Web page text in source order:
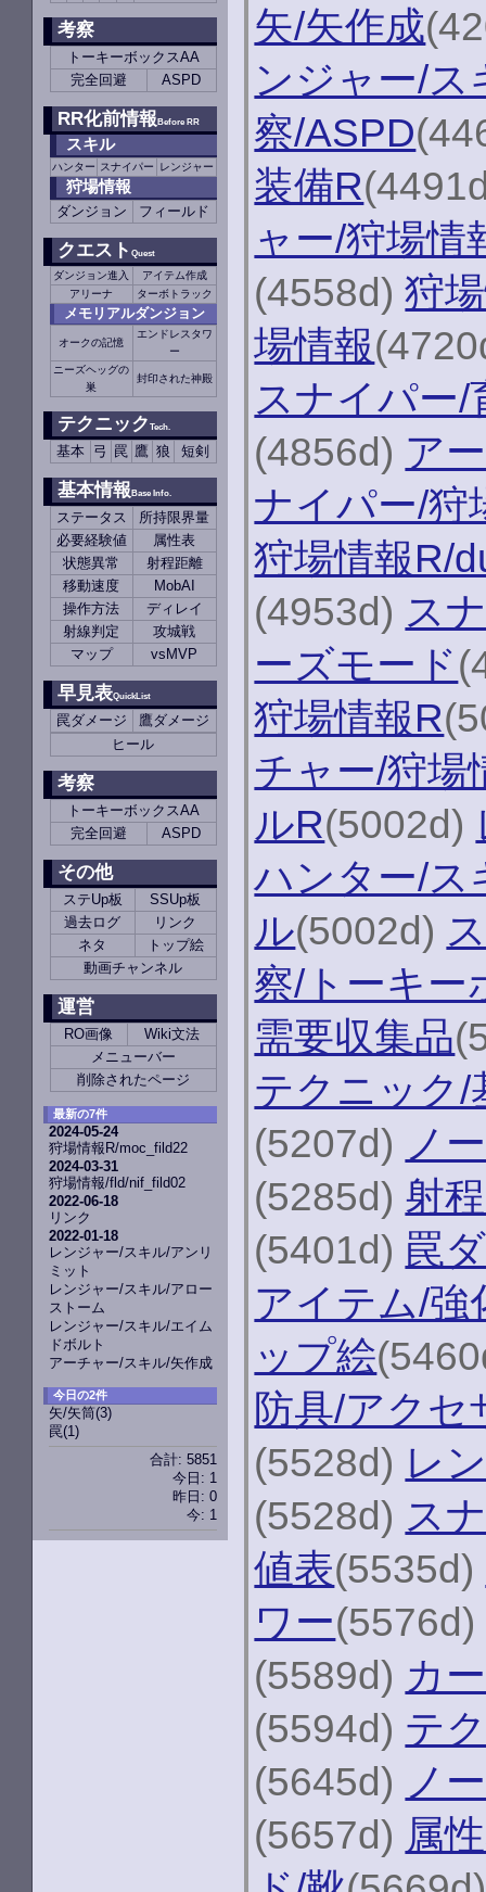
考察
トーキーボックスAA
完全回避
ASPD
RR化前情報Before RR
スキル
ハンター スナイパー レンジャー
狩場情報
ダンジョン フィールド
クエストQuest
ダンジョン進入
アイテム作成
アリーナ
ターボトラック
メモリアルダンジョン
オークの記憶
エンドレスタワ
ー
ニーズヘッグの
巣
封印された神殿
テクニックTech.
基本 弓 罠 鷹 狼 短剣
基本情報Base Info.
ステータス
所持限界量
必要経験値
属性表
状態異常
射程距離
移動速度
MobAI
操作方法
ディレイ
射線判定
攻城戦
マップ
vsMVP
早見表QuickList
罠ダメージ
鷹ダメージ
ヒール
考察
トーキーボックスAA
完全回避
ASPD
その他
ステUp板
SSUp板
過去ログ
リンク
ネタ
トップ絵
動画チャンネル
運営
RO画像
Wiki文法
メニューバー
削除されたページ
最新の7件
2024-05-24
狩場情報R/moc_fild22
2024-03-31
狩場情報/fld/nif_fild02
2022-06-18
リンク
2022-01-18
レンジャー/スキル/アンリ
ミット
レンジャー/スキル/アロー
ストーム
レンジャー/スキル/エイム
ドボルト
アーチャー/スキル/矢作成
今日の2件
矢/矢筒(3)
罠(1)
合計: 5851
今日: 1
昨日: 0
今: 1
矢/矢作成
ンジャー/ス
察/ASPD
装備R
ャー/狩場情
(4558d)狩
場情報
スナイパー/
(4856d) ア
ナイパー/狩
狩場情報R/
(4953d) ス
ーズモード
狩場情報R
チャー/狩場
ルR(5002d)
ハンター/ス
ル(5002d)
察/トーキー
需要収集品
テクニック/
(5207d) ノ
(5285d) 射
(5401d) 罠
アイテム/強
ップ絵
防具/アクセ
(5528d) レ
(5528d) ス
値表(5535d)
ワー(5576d)
(5589d) カ
(5594d) テ
(5645d) ノ
(5657d) 属